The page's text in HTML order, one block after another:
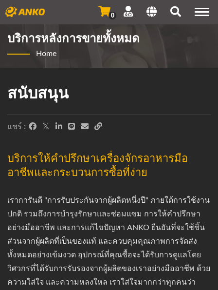
0
บริการหลังการขายทั้งหมด
Home
สนับสนุน
แชร์ :
บริการให้คำปรึกษาเครื่องจักรอาหารมือ
อาชีพและกระบวนการซื้อที่ง่าย
เราการันตี "การรับประกันจากผู้ผลิตหนึ่งปี" ภายใต้การใช้งาน
ปกติ รวมถึงการบำรุงรักษาและซ่อมแซม การให้คำปรึกษา
อย่างมืออาชีพ และการแก้ไขปัญหา ANKO ยืนยันที่จะใช้ชิ้น
ส่วนจากผู้ผลิตที่เป็นของแท้ และควบคุมคุณภาพการจัดส่ง
ทั้งหมดอย่างเข้มงวด อุปกรณ์ที่คุณซื้อจะได้รับการดูแลโดย
วิศวกรที่ได้รับการรับรองจากผู้ผลิตของเราอย่างมืออาชีพ ด้วย
ความใส่ใจ และความหลงใหล เราใส่ใจมากกว่าทุกคนว่า